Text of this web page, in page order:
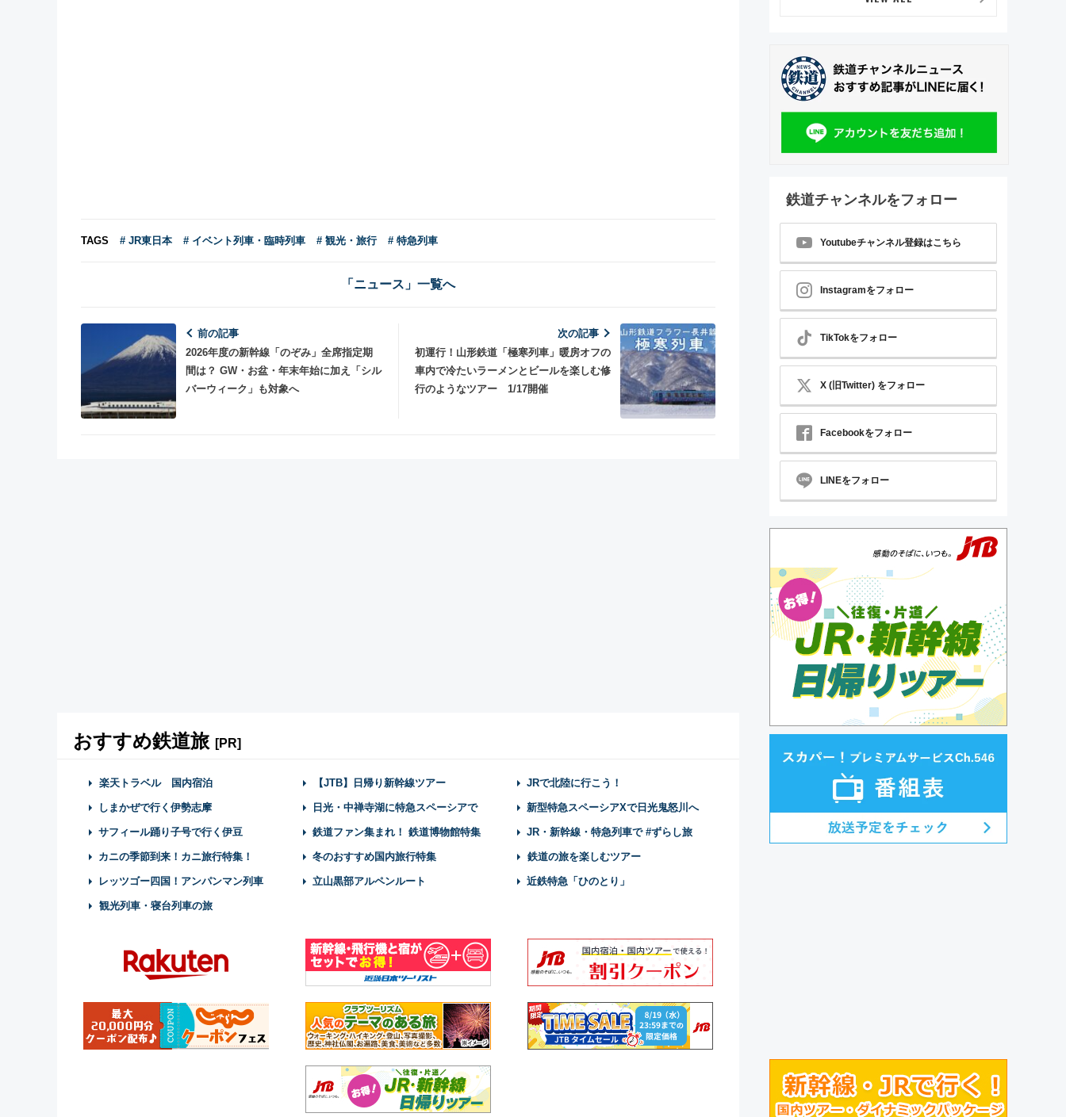
TAGS # JR東日本 # イベント列車・臨時列車 # 観光・旅行 # 特急列車
「ニュース」一覧へ
前の記事
2026年度の新幹線「のぞみ」全席指定期
間は？ GW・お盆・年末年始に加え「シル
バーウィーク」も対象へ
次の記事
初運行！山形鉄道「極寒列車」暖房オフの
車内で冷たいラーメンとビールを楽しむ修
行のようなツアー 1/17開催
おすすめ鉄道旅 [PR]
楽天トラベル 国内宿泊 【JTB】日帰り新幹線ツアー JRで北陸に行こう！
しまかぜで行く伊勢志摩 日光・中禅寺湖に特急スペーシアで 新型特急スペーシアXで日光鬼怒川へ
サフィール踊り子号で行く伊豆 鉄道ファン集まれ！ 鉄道博物館特集 JR・新幹線・特急列車で #ずらし旅
カニの季節到来！カニ旅行特集！ 冬のおすすめ国内旅行特集 鉄道の旅を楽しむツアー
レッツゴー四国！アンパンマン列車 立山黒部アルペンルート 近鉄特急「ひのとり」
観光列車・寝台列車の旅
鉄道チャンネルをフォロー
Youtubeチャンネル登録はこちら
Instagramをフォロー
TikTokをフォロー
X (旧Twitter) をフォロー
Facebookをフォロー
LINEをフォロー